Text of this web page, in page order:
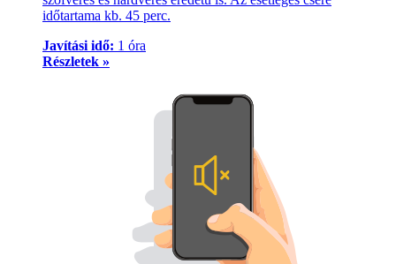
időtartama kb. 45 perc.
Javítási idő: 1 óra
Részletek »